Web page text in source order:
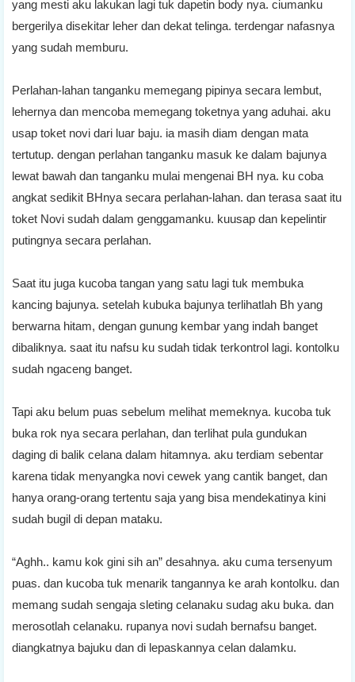
yang mesti aku lakukan lagi tuk dapetin body nya. ciumanku
bergerilya disekitar leher dan dekat telinga. terdengar nafasnya
yang sudah memburu.
Perlahan-lahan tanganku memegang pipinya secara lembut,
lehernya dan mencoba memegang toketnya yang aduhai. aku
usap toket novi dari luar baju. ia masih diam dengan mata
tertutup. dengan perlahan tanganku masuk ke dalam bajunya
lewat bawah dan tanganku mulai mengenai BH nya. ku coba
angkat sedikit BHnya secara perlahan-lahan. dan terasa saat itu
toket Novi sudah dalam genggamanku. kuusap dan kepelintir
putingnya secara perlahan.
Saat itu juga kucoba tangan yang satu lagi tuk membuka
kancing bajunya. setelah kubuka bajunya terlihatlah Bh yang
berwarna hitam, dengan gunung kembar yang indah banget
dibaliknya. saat itu nafsu ku sudah tidak terkontrol lagi. kontolku
sudah ngaceng banget.
Tapi aku belum puas sebelum melihat memeknya. kucoba tuk
buka rok nya secara perlahan, dan terlihat pula gundukan
daging di balik celana dalam hitamnya. aku terdiam sebentar
karena tidak menyangka novi cewek yang cantik banget, dan
hanya orang-orang tertentu saja yang bisa mendekatinya kini
sudah bugil di depan mataku.
“Aghh.. kamu kok gini sih an” desahnya. aku cuma tersenyum
puas. dan kucoba tuk menarik tangannya ke arah kontolku. dan
memang sudah sengaja sleting celanaku sudag aku buka. dan
merosotlah celanaku. rupanya novi sudah bernafsu banget.
diangkatnya bajuku dan di lepaskannya celan dalamku.